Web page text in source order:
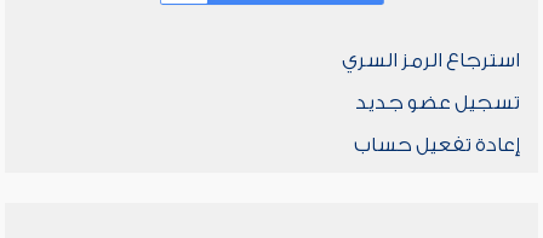
استرجاع الرمز السري
تسجيل عضو جديد
إعادة تفعيل حساب